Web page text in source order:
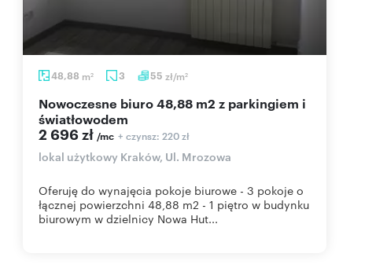
48,88 m2 3 55 zł/m2
Nowoczesne biuro 48,88 m2 z parkingiem i
światłowodem
2 696 zł /mc + czynsz: 220 zł
lokal użytkowy Kraków, Ul. Mrozowa
Oferuję do wynajęcia pokoje biurowe - 3 pokoje o
łącznej powierzchni 48,88 m2 - 1 piętro w budynku
biurowym w dzielnicy Nowa Hut...